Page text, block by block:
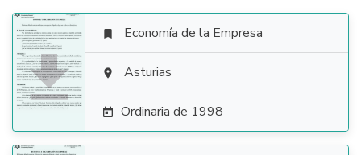

 Economía de la Empresa
 Asturias
 Ordinaria de 1998